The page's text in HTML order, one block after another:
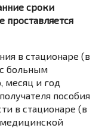
сроки
проставляется
в стационаре (в
больным
месяц и год
пособия
в стационаре (в
медицинской